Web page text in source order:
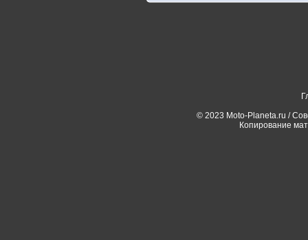
© 2023 Moto-Planeta.ru /
Копирование